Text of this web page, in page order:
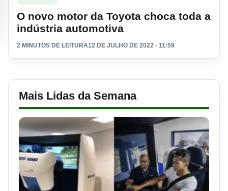
O novo motor da Toyota choca toda a
indústria automotiva
2 MINUTOS DE LEITURA12 DE JULHO DE 2022 - 11:59
Mais Lidas da Semana